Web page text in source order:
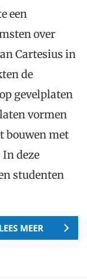
een
over
Cartesius in
de
gevelplaten
vormen
bouwen met
deze
studenten
LEES MEER